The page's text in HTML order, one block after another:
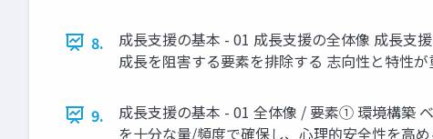
8.
成⻑⽀援の基本 - 01 成⻑⽀援の全体像 成⻑
成⻑を阻害する要素を排除する 志向性と特性
9.
成⻑⽀援の基本 - 01 全体像 / 要素① 環境構築
を⼗分な量/頻度で確保し、⼼理的安全性を⾼